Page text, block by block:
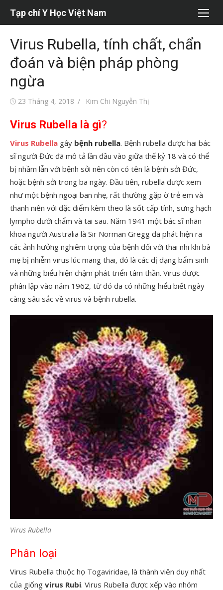
dung
Tạp chí Y Học Việt Nam
Virus Rubella, tính chất, chẩn
đoán và biện pháp phòng
ngừa
Đăng23 Tháng 4, 2018
Tác
Kim Chi Nguyễn Thị
Virus Rubella là gì?
Virus Rubella gây bệnh rubella. Bệnh rubella được hai bác
sĩ người Đức đã mô tả lần đầu vào giữa thế kỷ 18 và có thể
bị nhầm lẫn với bệnh sởi nên còn có tên là bệnh sởi Đức,
hoặc bệnh sởi trong ba ngày. Đầu tiên, rubella được xem
như một bệnh ngoại ban nhẹ, rất thường gặp ờ trẻ em và
thanh niên với đặc điểm kèm theo là sốt cấp tính, sưng hạch
lympho dưới chẩm và tai sau. Năm 1941 một bác sĩ nhãn
khoa người Australia là Sir Norman Gregg đã phát hiện ra
các ảnh hưởng nghiêm trọng của bệnh đối với thai nhi khi bà
mẹ bị nhiễm virus lúc mang thai, đó là các dị dạng bẩm sinh
và những biểu hiện chậm phát triển tâm thần. Virus được
phân lập vào năm 1962, từ đó đã có những hiểu biết ngày
càng sâu sắc về virus và bệnh rubella.
Virus Rubella
Phân loại
Virus Rubella thuộc họ Togaviridae, là thành viên duy nhất
của giống virus Rubi. Virus Rubella được xếp vào nhóm